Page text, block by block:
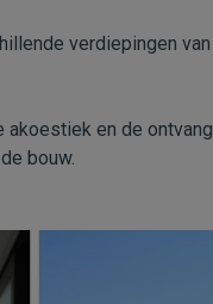
verdiepingen
en de
bouw.